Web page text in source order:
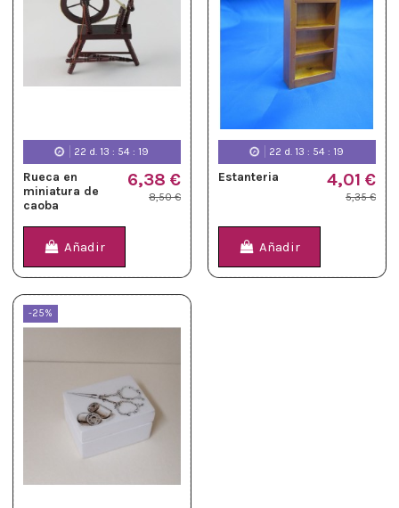
22 d. 13 : 54 : 19
Rueca en
miniatura de
caoba
6,38 €
8,50 €
Añadir
22 d. 13 : 54 : 19
Estanteria 4,01 €
5,35 €
Añadir
-25%